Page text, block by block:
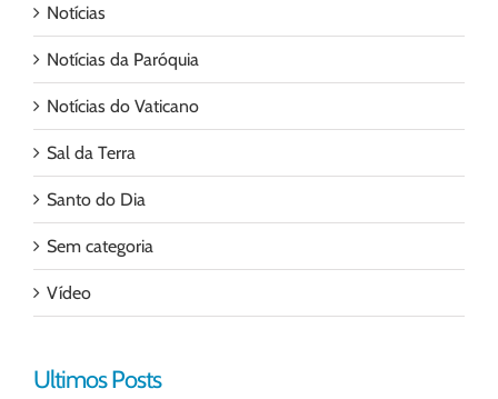
Notícias
Notícias da Paróquia
Notícias do Vaticano
Sal da Terra
Santo do Dia
Sem categoria
Vídeo
Ultimos Posts